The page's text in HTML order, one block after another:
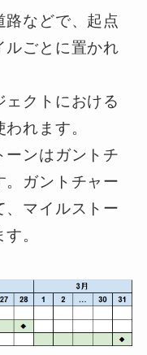
路などで、起点
ルごとに置かれ
ェクトにおける
れます。
ーンはガントチ
。ガントチャー
、マイルストー
。